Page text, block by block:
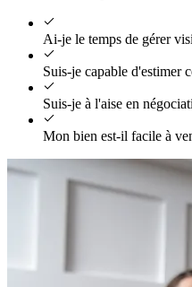
Ai-je le temps de gérer
Suis-je capable d'estimer
Suis-je à l'aise en
Mon bien est-il facile à